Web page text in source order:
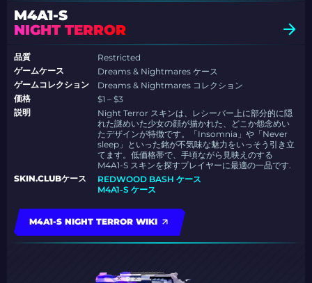
M4A1-S
NIGHT TERROR
品質
Restricted
ゲームケース
Dreams & Nightmares ケース
ゲームコレクション
Dreams & Nightmares コレクション
価格
$1 – $3
説明
Night Terror スキンは、レシーバー上に部分的に隠
れた謎めいた少女の顔が描かれた、どこか怨念めい
たデザインが特徴です。「Insomnia」や「Never
sleep」といった銘が不気味な魅力をいっそう引き立
てます。低価格帯で、手頃ながら見映えのする
M4A1-S スキンを探すプレイヤーに最適の一品です.
SKIN.CLUBケース
REDWOOD BASH ケース
M4A1-S ケース
M4A1-S NIGHT TERROR WIKI